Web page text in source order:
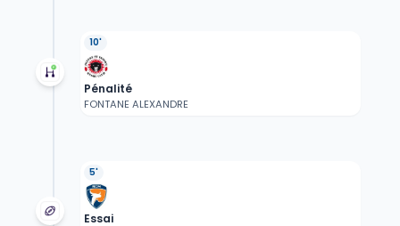
10'
Pénalité
FONTANE ALEXANDRE
5'
Essai